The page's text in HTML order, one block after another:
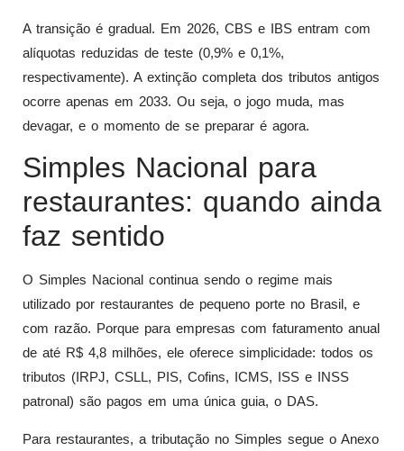
A transição é gradual. Em 2026, CBS e IBS entram com
alíquotas reduzidas de teste (0,9% e 0,1%,
respectivamente). A extinção completa dos tributos antigos
ocorre apenas em 2033. Ou seja, o jogo muda, mas
devagar, e o momento de se preparar é agora.
Simples Nacional para
restaurantes: quando ainda
faz sentido
O Simples Nacional continua sendo o regime mais
utilizado por restaurantes de pequeno porte no Brasil, e
com razão. Porque para empresas com faturamento anual
de até R$ 4,8 milhões, ele oferece simplicidade: todos os
tributos (IRPJ, CSLL, PIS, Cofins, ICMS, ISS e INSS
patronal) são pagos em uma única guia, o DAS.
Para restaurantes, a tributação no Simples segue o Anexo